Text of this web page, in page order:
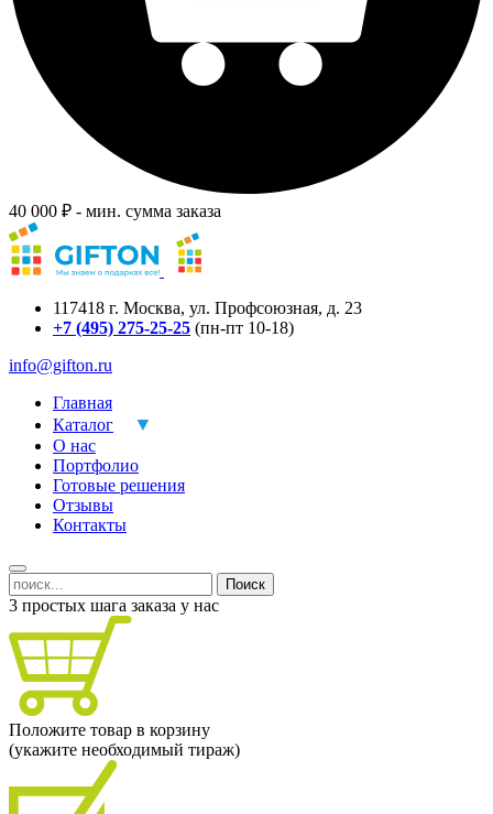
40 000 ₽ - мин. сумма заказа
117418 г. Москва, ул. Профсоюзная, д. 23
+7 (495) 275-25-25 (пн-пт 10-18)
info@gifton.ru
Главная
Каталог
О нас
Портфолио
Готовые решения
Отзывы
Контакты
Поиск
3 простых шага заказа у нас
Положите товар в корзину
(укажите необходимый тираж)